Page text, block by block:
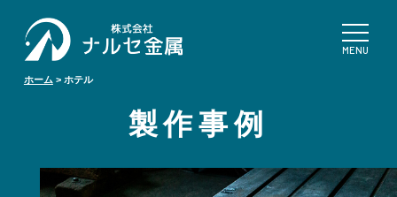
ホーム > ホテル
製作事例